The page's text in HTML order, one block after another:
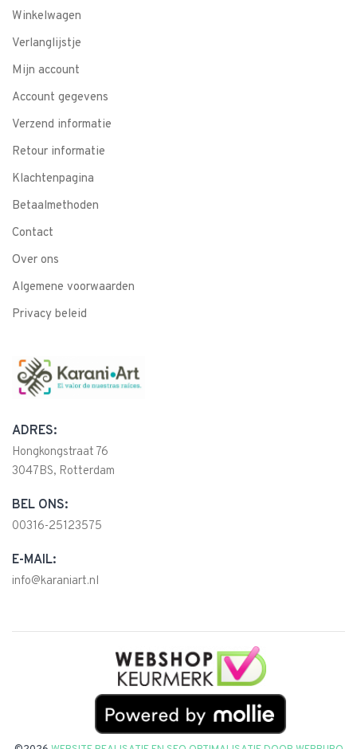
Winkelwagen
Verlanglijstje
Mijn account
Account gegevens
Verzend informatie
Retour informatie
Klachtenpagina
Betaalmethoden
Contact
Over ons
Algemene voorwaarden
Privacy beleid
ADRES:
Hongkongstraat 76
3047BS, Rotterdam
BEL ONS:
00316-25123575
E-MAIL:
info@karaniart.nl